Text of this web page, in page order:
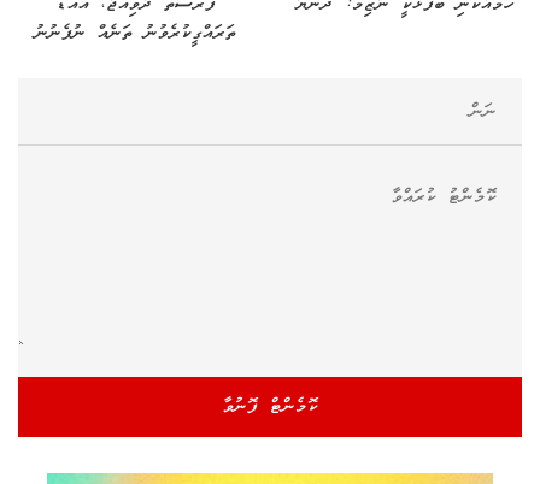
ތަރައްގީކުރެވުނު ތަނެއް ނުފެނުނު